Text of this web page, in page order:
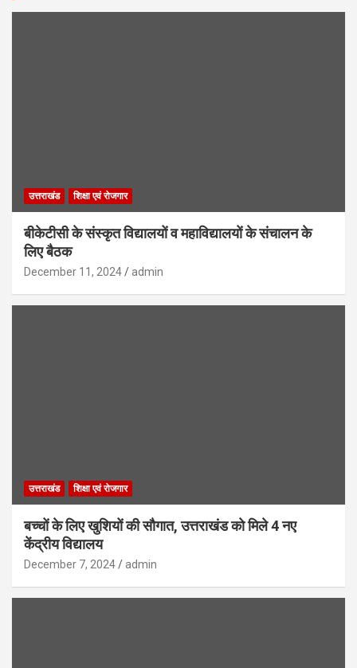
उत्तराखंड शिक्षा एवं रोजगार
बीकेटीसी के संस्कृत विद्यालयों व महाविद्यालयों के संचालन के
लिए बैठक
December 11, 2024 admin
उत्तराखंड शिक्षा एवं रोजगार
बच्चों के लिए खुशियों की सौगात, उत्तराखंड को मिले 4 नए
केंद्रीय विद्यालय
December 7, 2024 admin